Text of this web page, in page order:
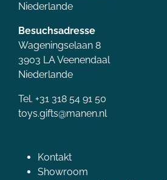
Niederlande
Besuchsadresse
Wageningselaan 8
3903 LA Veenendaal
Niederlande
Tel. +31 318 54 91 50
toys.gifts@manen.nl
Kontakt
Showroom